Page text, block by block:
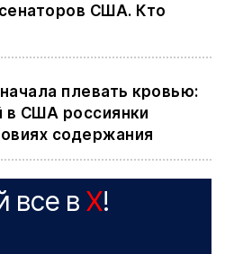
США. Кто
плевать кровью:
в США россиянки
содержания
все в X!